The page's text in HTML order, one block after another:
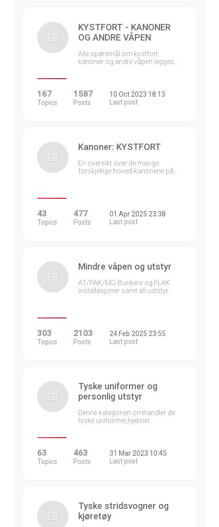
KYSTFORT - KANONER
OG ANDRE VÅPEN
Alle spørsmål om kystfort
kanoner og andre våpen legges…
167
Topics
1587
Posts
10 Oct 2023 18:13
Last post
Kanoner: KYSTFORT
En oversikt over de mange
forskjellige hoved-kanonene på…
43
Topics
477
Posts
01 Apr 2025 23:38
Last post
Mindre våpen og utstyr
AT/PAK/MG-Bunkere og FLAK
installasjoner samt all uststyr…
303
Topics
2103
Posts
24 Feb 2025 23:55
Last post
Tyske uniformer og
personlig utstyr
Denne kategorien omhandler de
tyske uniformer,hjelmer…
63
Topics
463
Posts
31 Mar 2023 10:45
Last post
Tyske stridsvogner og
kjøretøy